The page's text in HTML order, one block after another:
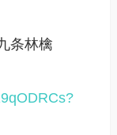
条林檎